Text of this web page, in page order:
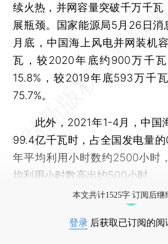
续火热，并网容量突破千万千瓦
展瓶颈。国家能源局5月26日消
月底，中国海上风电并网装机
瓦，较2020年底约900万千
15.8%，较2019年底593万千
75.7%。
此外，2021年1-4月，中国
99.4亿千瓦时，占全国发电量
年平均利用小时数约2500小时
均利用小时数高出约500小时。
本文共计1525字 订阅后继
登录 后获取已订阅的阅